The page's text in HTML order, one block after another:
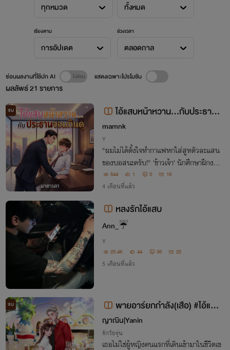
ทุกหมวด ทั้งหมด
เรียงตาม
การอัปเดต
ช่วงเวลา
ตลอดกาล
ผลลัพธ์21 รายการ
ซ่อนผลงานที่ใช้ปก AI แสดงเฉพาะโปรโมชัน
จบ
ไอ้แสบหน้าหวาน...กับประธานจ
อมกินดุ
mamnk
Y
"ผมไม่ได้ตั้งใจทำกาแฟหกใส่สูทตัวละแสน
ของบอสนะครับ!" 'ข้าวเจ้า' นักศึกษาฝึกงาน
ปากแจ๋วที่ซวยซ้ำซ้อน ดันไปกระตุกหนวดเสื
ออย่าง 'คาร์เตอร์' ท่านประธานจอมเฮี้ยบตั้
544 1 0 19
4 เดือนที่แล้ว
หลงรักไอ้แสบ
Ann_☔
Y
25.4K 44 35 22
5 เดือนที่แล้ว
จบ
พายอาร์ยกกำลัง(เสือ) #ไอ้แสบ
ของพี่เสือ
ญาณิน|Yanin
รักวัยรุ่น
เธอไม่ใช่ผู้หญิงคนแรกที่เดินเข้ามาในชีวิตเข